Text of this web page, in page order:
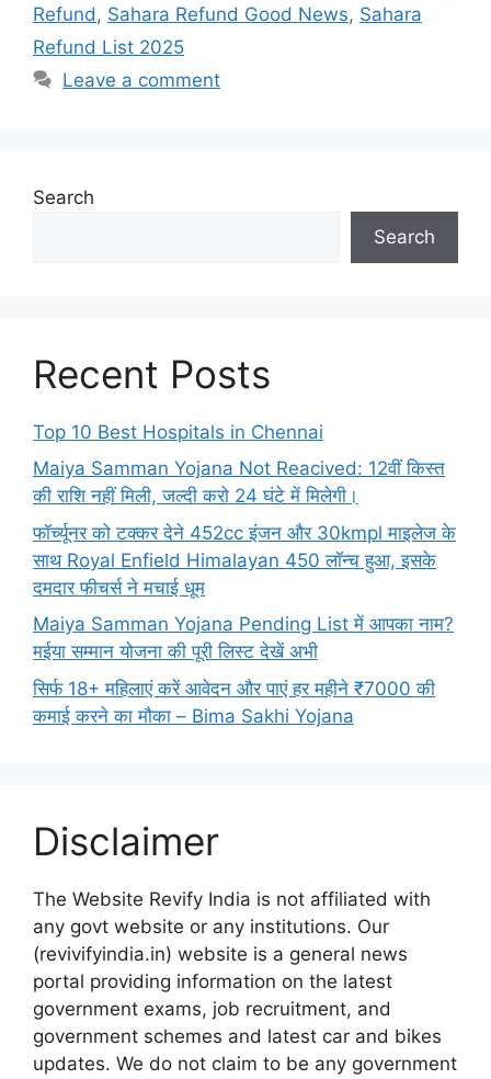
Refund , Sahara Refund Good News, Sahara
Refund List 2025
Leave a comment
Search
Search
Recent Posts
Top 10 Best Hospitals in Chennai
Maiya Samman Yojana Not Reacived: 12वीं किस्त
की राशि नहीं मिली, जल्दी करो 24 घंटे में मिलेगी।
फॉर्च्यूनर को टक्कर देने 452cc इंजन और 30kmpl माइलेज के
साथ Royal Enfield Himalayan 450 लॉन्च हुआ, इसके
दमदार फीचर्स ने मचाई धूम
Maiya Samman Yojana Pending List में आपका नाम?
मईया सम्मान योजना की पूरी लिस्ट देखें अभी
सिर्फ 18+ महिलाएं करें आवेदन और पाएं हर महीने ₹7000 की
कमाई करने का मौका – Bima Sakhi Yojana
Disclaimer
The Website Revify India is not affiliated with
any govt website or any institutions. Our
(revivifyindia.in) website is a general news
portal providing information on the latest
government exams, job recruitment, and
government schemes and latest car and bikes
updates. We do not claim to be any government